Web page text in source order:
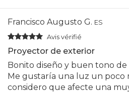
Francisco Augusto G. ES
Avis vérifié
Proyector de exterior
Bonito diseño y buen tono de
Me gustaría una luz un poco
considero que afecte una